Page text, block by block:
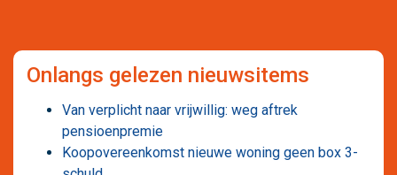
Onlangs gelezen nieuwsitems
Van verplicht naar vrijwillig: weg aftrek
pensioenpremie
Koopovereenkomst nieuwe woning geen box 3-